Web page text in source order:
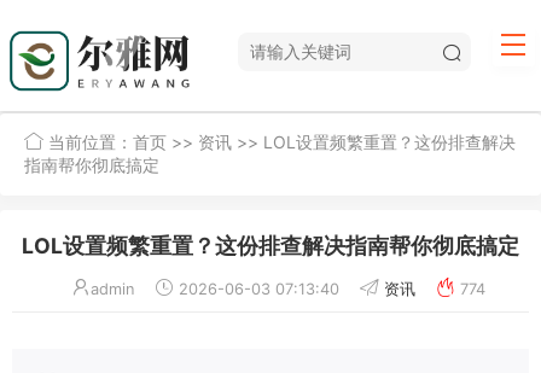
当前位置： 首页 >> 资讯 >> LOL设置频繁重置？这份排查解决
指南帮你彻底搞定
LOL设置频繁重置？这份排查解决指南帮你彻底搞定
admin 2026-06-03 07:13:40 资讯 774